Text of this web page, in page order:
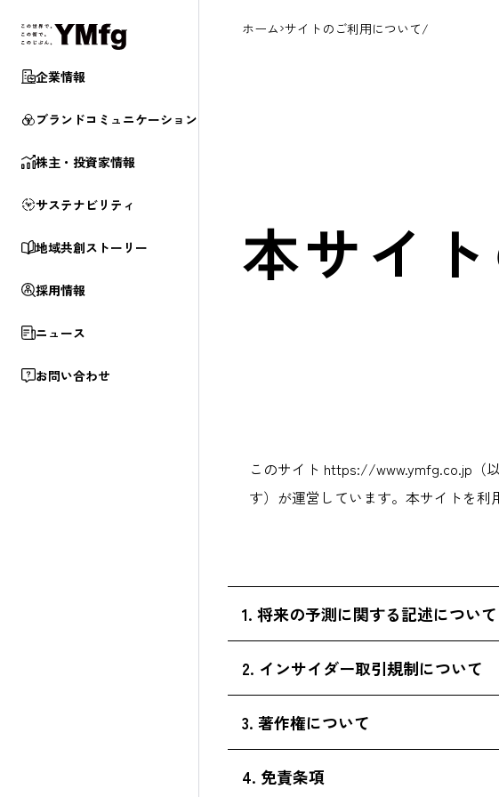
企業情報
ブランドコミュニケーション
株主・投資家情報
サステナビリティ
地域共創ストーリー
採用情報
ニュース
お問い合わせ
ホーム サイトのご利用について/
本サイ
このサイト https://www.ymfg.co.jp（
す）が運営しています。本サイトを利
1. 将来の予測に関する記述について
本サイトには、株主・投資家の皆さま
載しております。
こうした事項にはリスクや不確実性な
にご留意ください。
2. インサイダー取引規制について
本サイトに掲載されているニュースリ
ります。
金融商品取引法に定めるインサイダー
3. 著作権について
本サイトに掲載されたすべての内容（
4. 免責条項